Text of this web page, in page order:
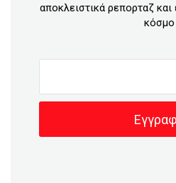
αποκλειστικά ρεπορταζ
κόσμο